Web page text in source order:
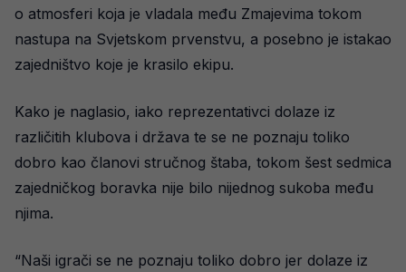
o atmosferi koja je vladala među Zmajevima tokom
nastupa na Svjetskom prvenstvu, a posebno je istakao
zajedništvo koje je krasilo ekipu.
Kako je naglasio, iako reprezentativci dolaze iz
različitih klubova i država te se ne poznaju toliko
dobro kao članovi stručnog štaba, tokom šest sedmica
zajedničkog boravka nije bilo nijednog sukoba među
njima.
“Naši igrači se ne poznaju toliko dobro jer dolaze iz